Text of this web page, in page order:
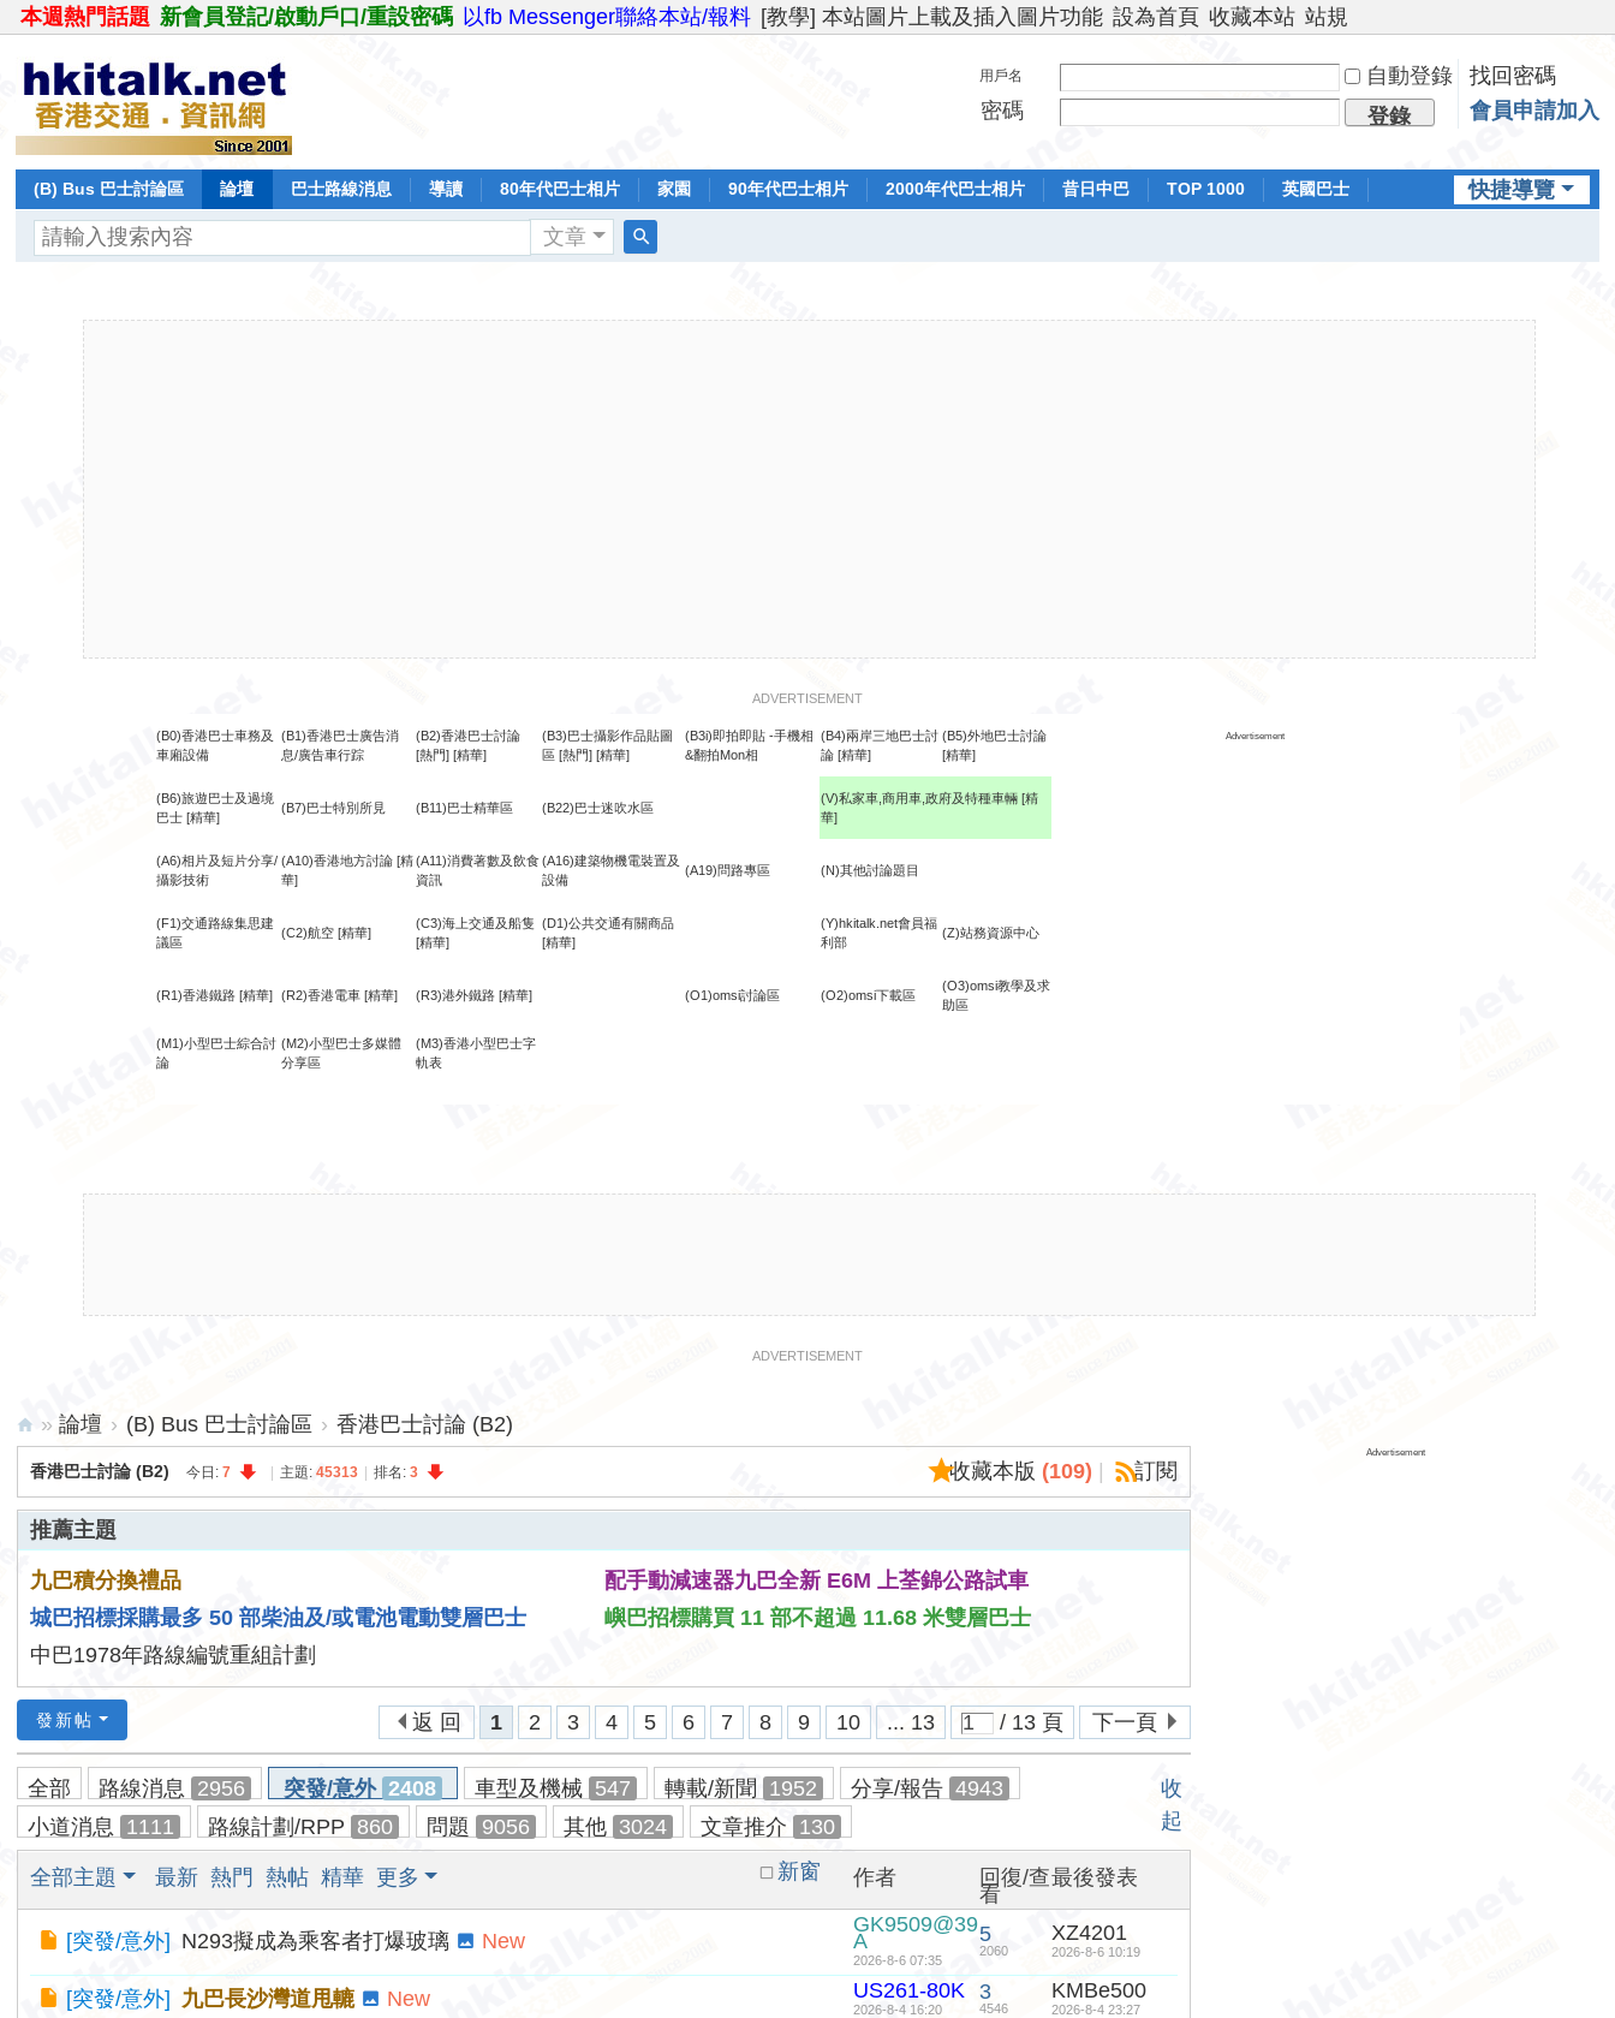
本週熱門話題 新會員登記/啟動戶口/重設密碼 以fb Messenger聯絡本站/報料 [教學] 本站圖片上載及插入圖片功能 設為首頁 收藏本站 站規
用戶名 自動登錄
找回密碼
密碼
登錄 會員申請加入
快捷導覽
(B) Bus 巴士討論區 論壇 巴士路線消息 導讀 80年代巴士相片 家園 90年代巴士相片 2000年代巴士相片 昔日中巴 TOP 1000
英國巴士
文章
ADVERTISEMENT
(B0)香港巴士車務及
車廂設備
(B1)香港巴士廣告消
息/廣告車行踪
(B2)香港巴士討論
[熱門] [精華]
(B3)巴士攝影作品貼圖
區 [熱門] [精華]
(B3i)即拍即貼 -手機相
&翻拍Mon相
(B4)兩岸三地巴士討
論 [精華]
(B5)外地巴士討論
[精華]
Advertisement
(B6)旅遊巴士及過境
巴士 [精華]
(B7)巴士特別所見 (B11)巴士精華區 (B22)巴士迷吹水區
(V)私家車,商用車,政府及特種車輛 [精
華]
(A6)相片及短片分享/
攝影技術
(A10)香港地方討論 [精
華]
(A11)消費著數及飲食
資訊
(A16)建築物機電裝置及
設備
(A19)問路專區 (N)其他討論題目
(F1)交通路線集思建
議區
(C2)航空 [精華]
(C3)海上交通及船隻
[精華]
(D1)公共交通有關商品
[精華]
(Y)hkitalk.net會員福
利部
(Z)站務資源中心
(R1)香港鐵路 [精華] (R2)香港電車 [精華] (R3)港外鐵路 [精華] (O1)omsi討論區 (O2)omsi下載區
(O3)omsi教學及求
助區
(M1)小型巴士綜合討
論
(M2)小型巴士多媒體
分享區
(M3)香港小型巴士字
軌表
ADVERTISEMENT
hk
ita
lk.
香
交
通
資
訊
網
» 論壇 › (B) Bus 巴士討論區 › 香港巴士討論 (B2)
收藏本版 (109) 訂閱
香港巴士討論 (B2) 今日:7 主題:45313 排名:3
推薦主題
九巴積分換禮品
配手動減速器九巴全新 E6M 上荃錦公路試車
城巴招標採購最多 50 部柴油及/或電池電動雙層巴士
嶼巴招標購買 11 部不超過 11.68 米雙層巴士
中巴1978年路線編號重組計劃
1 2 3 4 5 6 7 8 9 10 ... 13 / 13 頁 下一頁
返 回
發新帖
收
起
全部 路線消息 2956 突發/意外 2408 車型及機械 547 轉載/新聞 1952 分享/報告 4943
小道消息 1111 路線計劃/RPP 860 問題 9056 其他 3024 文章推介 130
新窗
全部主題 最新 熱門 熱帖 精華 更多 作者 回復/查
看
最後發表
[突發/意外] N293擬成為乘客者打爆玻璃 New
GK9509@39
A
2026-8-6 07:35
5
2060
XZ4201
2026-8-6 10:19
[突發/意外] 九巴長沙灣道甩轆 New US261-80K
2026-8-4 16:20
3
4546
KMBe500
2026-8-4 23:27
Advertisement